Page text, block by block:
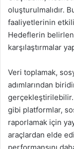
oluşturulmalıdır.
faaliyetlerinin
Hedeflerin
karşılaştırmalar
Veri toplamak,
adımlarından
gibi platformlar,
raporlamak için
araçlardan elde